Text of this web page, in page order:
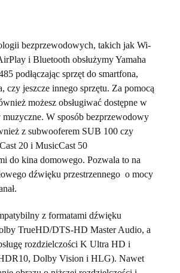
bezprzewodowych, takich jak Wi-
i Bluetooth obsłużymy Yamaha
podłączając sprzęt do smartfona,
czy jeszcze innego sprzętu. Za pomocą
możesz obsługiwać dostępne w
muzyczne. W sposób bezprzewodowy
z subwooferem SUB 100 czy
20 i MusicCast 50
do kina domowego. Pozwala to na
dźwięku przestrzennego o mocy
z formatami dźwięku
TrueHD/DTS-HD Master Audio, a
rozdzielczości K Ultra HD i
Dolby Vision i HLG). Nawet